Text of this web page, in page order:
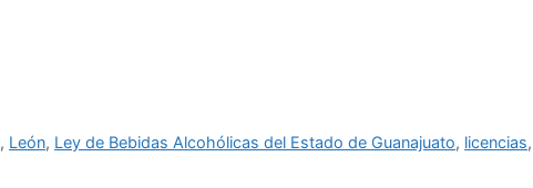
, León, Ley de Bebidas Alcohólicas del Estado de Guanajuato, licencias,